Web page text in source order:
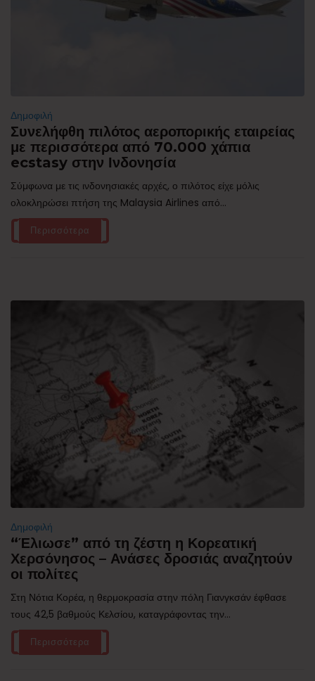
Δημοφιλή
Συνελήφθη πιλότος αεροπορικής εταιρείας
με περισσότερα από 70.000 χάπια
ecstasy στην Ινδονησία
Σύμφωνα με τις ινδονησιακές αρχές, ο πιλότος είχε μόλις
ολοκληρώσει πτήση της Malaysia Airlines από...
Περισσότερα
Δημοφιλή
“Έλιωσε” από τη ζέστη η Κορεατική
Χερσόνησος – Ανάσες δροσιάς αναζητούν
οι πολίτες
Στη Νότια Κορέα, η θερμοκρασία στην πόλη Γιανγκσάν έφθασε
τους 42,5 βαθμούς Κελσίου, καταγράφοντας την...
Περισσότερα